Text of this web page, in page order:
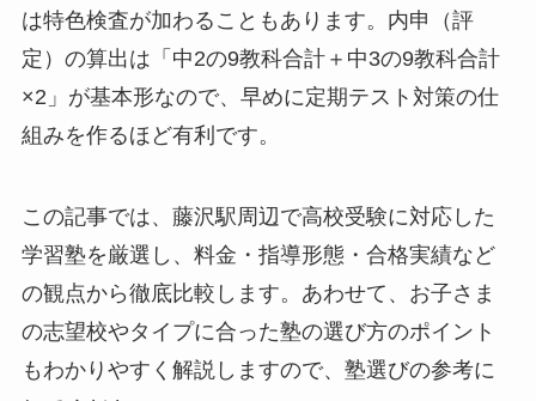
は特色検査が加わることもあります。内申（評
定）の算出は「中2の9教科合計＋中3の9教科合計
×2」が基本形なので、早めに定期テスト対策の仕
組みを作るほど有利です。
この記事では、藤沢駅周辺で高校受験に対応した
学習塾を厳選し、料金・指導形態・合格実績など
の観点から徹底比較します。あわせて、お子さま
の志望校やタイプに合った塾の選び方のポイント
もわかりやすく解説しますので、塾選びの参考に